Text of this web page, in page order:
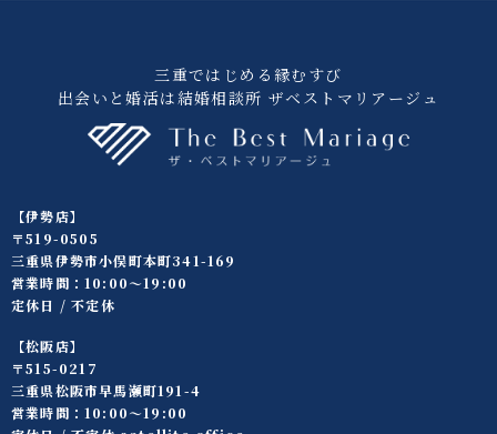
三重ではじめる縁むすび
出会いと婚活は結婚相談所 ザベストマリアージュ
【伊勢店】
〒519-0505
三重県伊勢市小俣町本町341-169
営業時間：10:00〜19:00
定休日 / 不定休
【松阪店】
〒515-0217
三重県松阪市早馬瀬町191-4
営業時間：10:00〜19:00